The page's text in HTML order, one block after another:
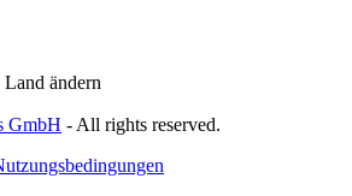
Land ändern
GmbH - All rights reserved.